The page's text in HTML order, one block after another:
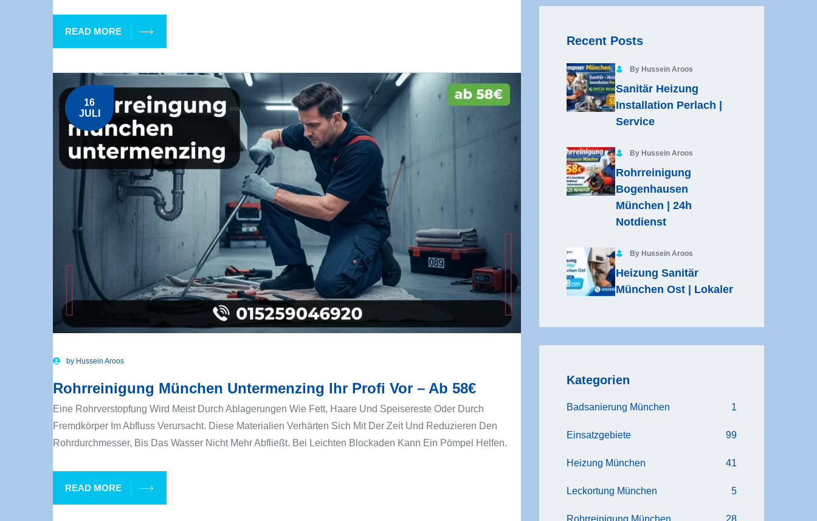
READ MORE
16
JULI
by Hussein Aroos
Rohrreinigung München Untermenzing Ihr Profi Vor – Ab 58€
Eine Rohrverstopfung Wird Meist Durch Ablagerungen Wie Fett, Haare Und Speisereste Oder Durch
Fremdkörper Im Abfluss Verursacht. Diese Materialien Verhärten Sich Mit Der Zeit Und Reduzieren Den
Rohrdurchmesser, Bis Das Wasser Nicht Mehr Abfließt. Bei Leichten Blockaden Kann Ein Pömpel Helfen.
READ MORE
Recent Posts
By Hussein Aroos
Sanitär Heizung
Installation Perlach |
Service
By Hussein Aroos
Rohrreinigung
Bogenhausen
München | 24h
Notdienst
By Hussein Aroos
Heizung Sanitär
München Ost | Lokaler
Kategorien
Badsanierung München 1
Einsatzgebiete 99
Heizung München 41
Leckortung München 5
Rohrreinigung München 28